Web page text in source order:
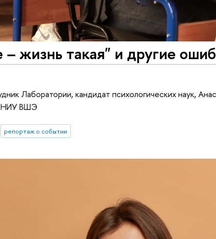
жизнь такая" и другие
Лаборатории, кандидат психологических наук,
НИУ ВШЭ
репортаж о событии